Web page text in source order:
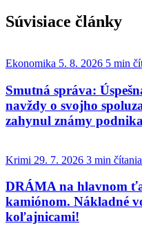
Otvorte
Súvisiace články
Ekonomika 5. 8. 2026 5 min
Smutná správa:
navždy o svojho
zahynul známy
Krimi 29. 7. 2026 3 min čítania
DRÁMA na hlavnom
kamiónom. Nákladné
koľajnicami!